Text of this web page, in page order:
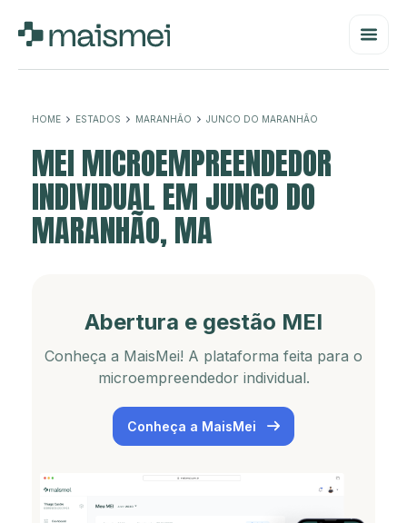
HOME ESTADOS MARANHÃO JUNCO DO MARANHÃO
MEI MICROEMPREENDEDOR
INDIVIDUAL EM JUNCO DO
MARANHÃO, MA
Abertura e gestão MEI
Conheça a MaisMei! A plataforma feita para o
microempreendedor individual.
Conheça a MaisMei